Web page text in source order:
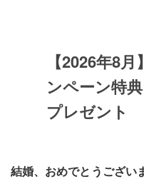
【2026年8
ンペーン特
プレゼント
結婚、おめでとうござい